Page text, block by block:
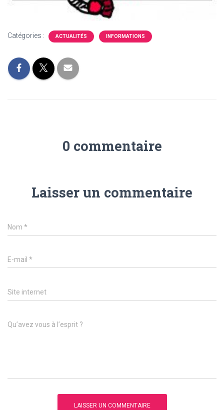
Catégories : ACTUALITÉS INFORMATIONS
0 commentaire
Laisser un commentaire
Nom *
E-mail *
Site internet
Qu’avez vous à l’esprit ?